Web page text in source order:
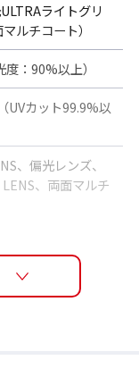
幅広い条件下に合
ことが可能です。
が最大に発揮され
トも高め、視認性
ライトグリ
ルチコート）
：90%以上）
UVカット99.9%以
、偏光レンズ、
、両面マルチ
/ 横幅141mm